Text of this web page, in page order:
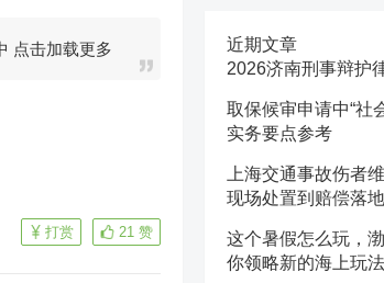
点击加载更多
21 赞
打赏
近期文章
2026济南刑事辩护
取保候审申请中“社
实务要点参考
上海交通事故伤者
现场处置到赔偿落
这个暑假怎么玩，
你领略新的海上玩法